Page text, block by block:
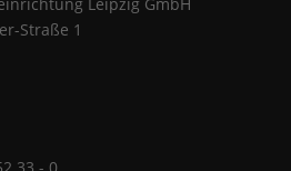
Straße 1